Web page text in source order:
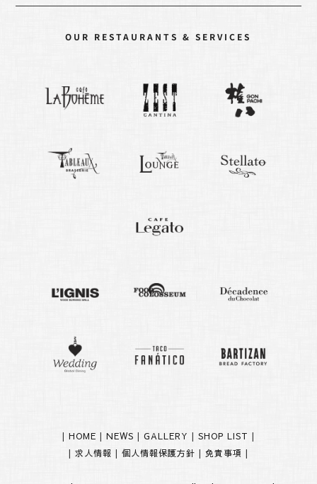
OUR RESTAURANTS & SERVICES
| HOME | NEWS | GALLERY | SHOP LIST |
| 求人情報 | 個人情報保護方針 | 免責事項 |